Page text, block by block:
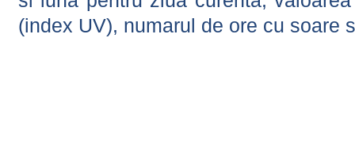
(index UV), numarul de ore cu soare